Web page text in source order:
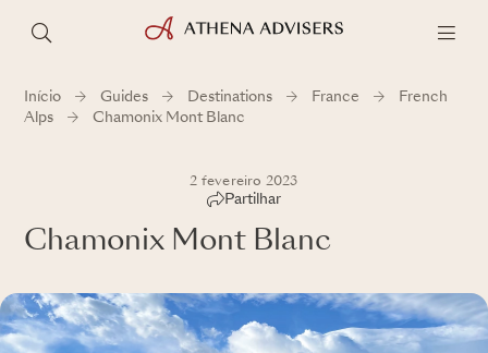
Início Guides Destinations France
French
Alps
Chamonix Mont Blanc
2 fevereiro 2023
Partilhar
Chamonix Mont Blanc